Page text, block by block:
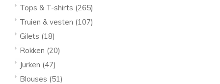
Tops & T-shirts (265)
Truien & vesten (107)
Gilets (18)
Rokken (20)
Jurken (47)
Blouses (51)